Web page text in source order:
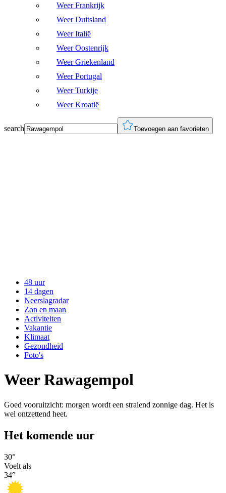
Weer Frankrijk
Weer Duitsland
Weer Italië
Weer Oostenrijk
Weer Griekenland
Weer Portugal
Weer Turkije
Weer Kroatië
search Toevoegen aan favorieten
48 uur
14 dagen
Neerslagradar
Zon en maan
Activiteiten
Vakantie
Klimaat
Gezondheid
Foto's
Weer Rawagempol
Goed vooruitzicht: morgen wordt een stralend zonnige dag. Het is
wel ontzettend heet.
Het komende uur
30°
Voelt als
34°